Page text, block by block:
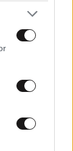
αιτήσεις